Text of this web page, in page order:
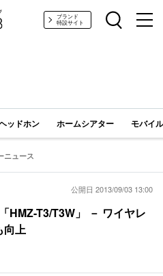
/ガジェットブランド
特設サイト
ッドホン ホームシアター モバイ
ニュース
公開日 2013/09/03 13:00
HMZ-T3/T3W」 － ワイヤレ
向上